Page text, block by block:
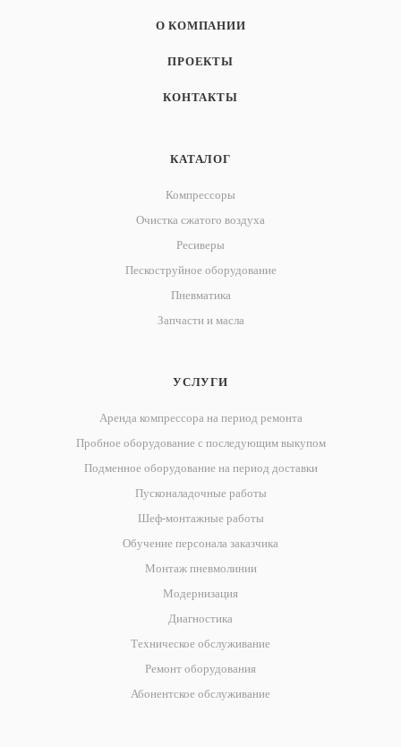
О КОМПАНИИ
ПРОЕКТЫ
КОНТАКТЫ
КАТАЛОГ
Компрессоры
Очистка сжатого воздуха
Ресиверы
Пескоструйное оборудование
Пневматика
Запчасти и масла
УСЛУГИ
Аренда компрессора на период ремонта
Пробное оборудование с последующим выкупом
Подменное оборудование на период доставки
Пусконаладочные работы
Шеф-монтажные работы
Обучение персонала заказчика
Монтаж пневмолинии
Модернизация
Диагностика
Техническое обслуживание
Ремонт оборудования
Абонентское обслуживание